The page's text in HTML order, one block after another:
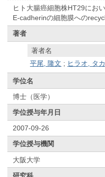
ヒト大腸癌細胞株HT29にお
E-cadherinの細胞膜への
著者
著者名
平尾, 隆文 ; ヒラオ, タ
学位名
博士（医学）
学位授与年月日
2007-09-26
学位授与機関
大阪大学
研究科